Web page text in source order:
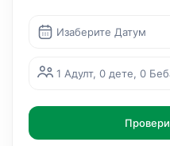
Изаберите Датум
1 Адулт, 0 дете, 0